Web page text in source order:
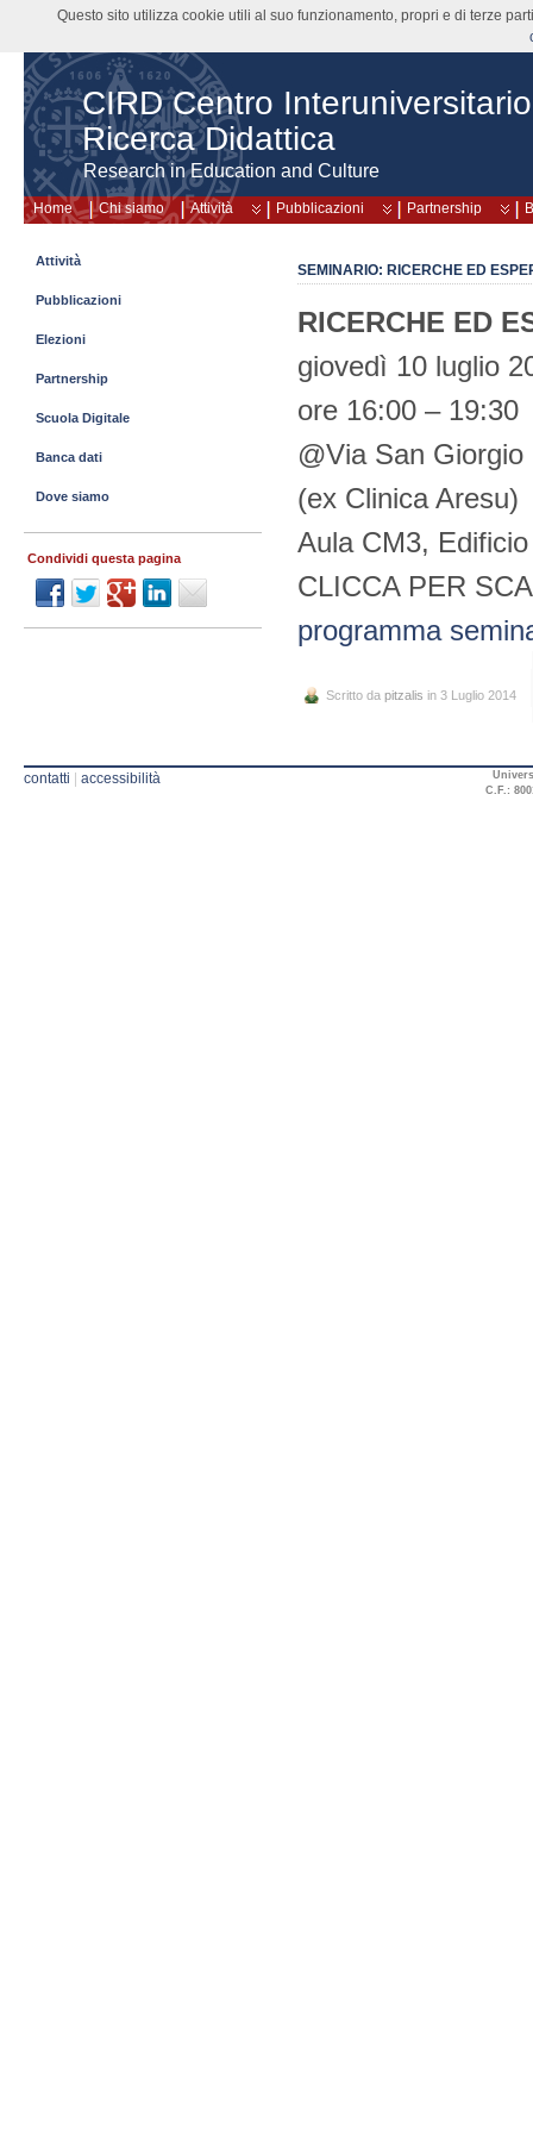
CIRD Centro
Ricerca Didattica
Research in Education and Culture
Home Chi siamo Attività Pubblicazioni Partnership
SEMINARIO: RICERCHE ED
RICERCHE ED E
giovedì 10 luglio
ore 16:00 – 19:30
@Via San Giorgio
(ex Clinica Aresu)
Aula CM3,
CLICCA PER
programma
Scritto da pitzalis in 3 Luglio 2014
Attività
Pubblicazioni
Elezioni
Partnership
Scuola Digitale
Banca dati
Dove siamo
Condividi questa pagina
contatti | accessibilità
C.F.:
Questo sito utilizza cookie utili al suo funzionamento, propri e di terze